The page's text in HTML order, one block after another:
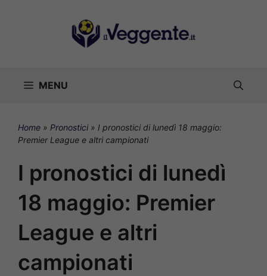
MENU
Home » Pronostici» I pronostici di lunedì 18 maggio:
Premier League e altri campionati
I pronostici di lunedì
18 maggio: Premier
League e altri
campionati